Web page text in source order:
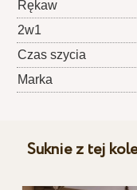
Rękaw
2w1
Czas szycia
Marka
Suknie z tej